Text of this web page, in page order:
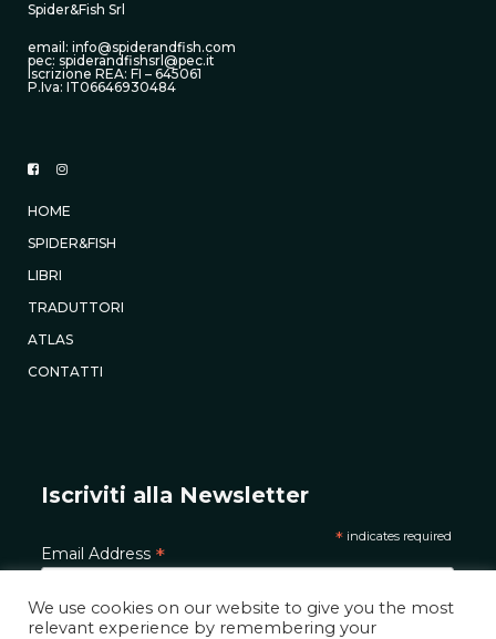
Spider&Fish Srl
email: info@spiderandfish.com
pec: spiderandfishsrl@pec.it
Iscrizione REA: FI – 645061
P.Iva: IT06646930484
HOME
SPIDER&FISH
LIBRI
TRADUTTORI
ATLAS
CONTATTI
Iscriviti alla Newsletter
*indicates required
Email Address *
We use cookies on our website to give you the most
relevant experience by remembering your